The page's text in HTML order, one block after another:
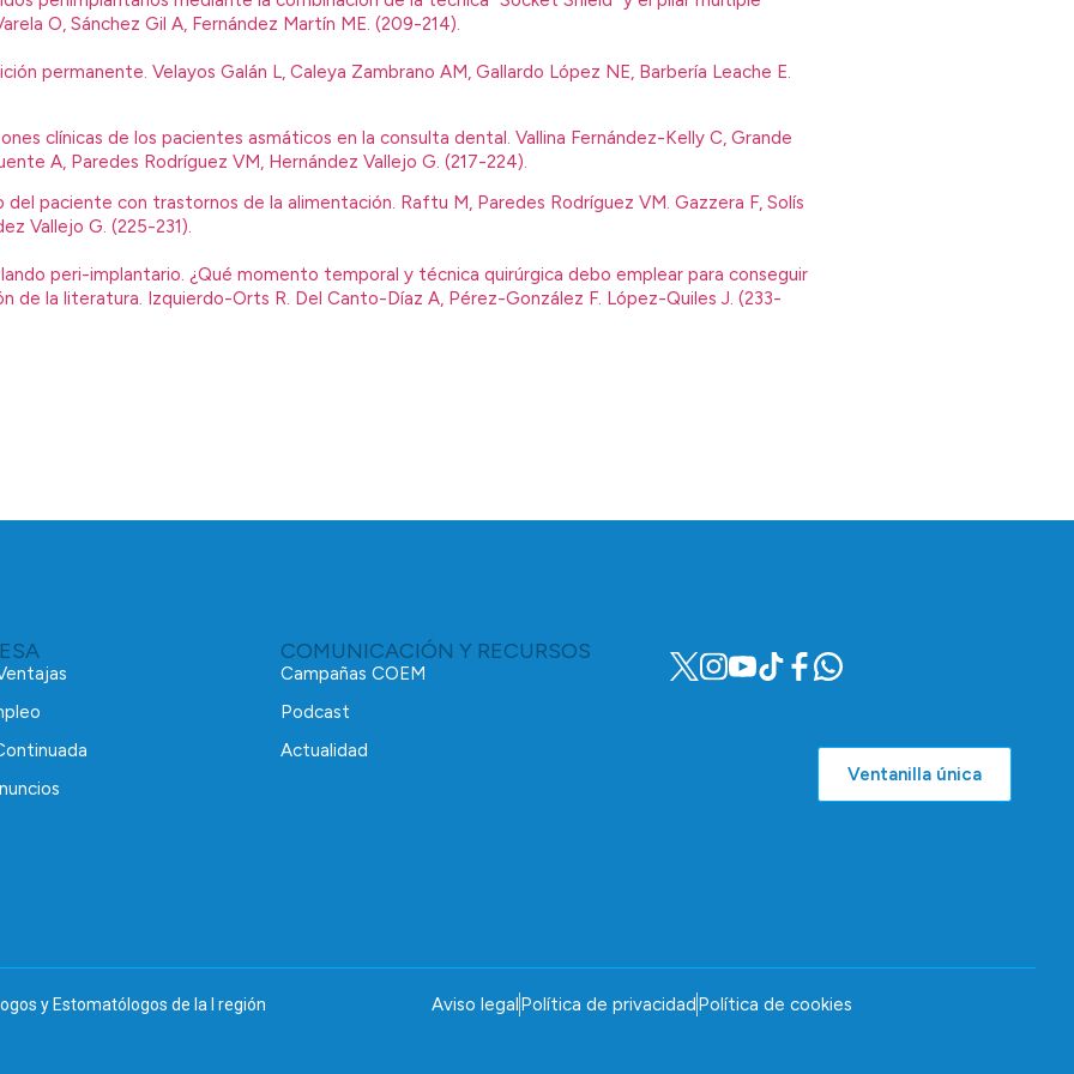
O, Sánchez Gil A, Fernández Martín ME. (209-214).
permanente. Velayos Galán L, Caleya Zambrano AM, Gallardo López NE, Barbería Leache E.
clínicas de los pacientes asmáticos en la consulta dental. Vallina Fernández-Kelly C, Grande
A, Paredes Rodríguez VM, Hernández Vallejo G. (217-224).
paciente con trastornos de la alimentación. Raftu M, Paredes Rodríguez VM. Gazzera F, Solís
Vallejo G. (225-231).
peri-implantario. ¿Qué momento temporal y técnica quirúrgica debo emplear para conseguir
de la literatura. Izquierdo-Orts R. Del Canto-Díaz A, Pérez-González F. López-Quiles J. (233-
COMUNICACIÓN Y RECURSOS
Campañas COEM
Podcast
Actualidad
Ventanilla única
y Estomatólogos de la I región Aviso legalPolítica de privacidadPolítica de cookies